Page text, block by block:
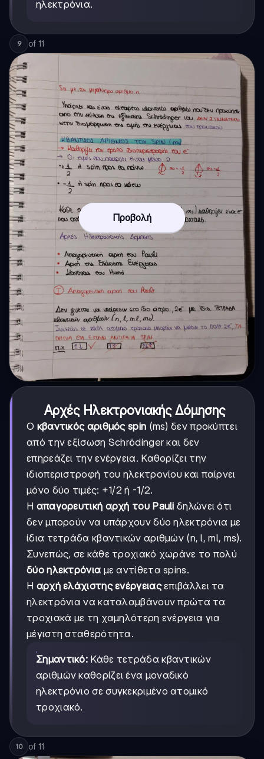
ηλεκτρόνια.
9 of 11
Προβολή
Αρχές Ηλεκτρονιακής Δόμησης
Ο κβαντικός αριθμός spin (ms) δεν προκύπτει
από την εξίσωση Schrödinger και δεν
επηρεάζει την ενέργεια. Καθορίζει την
ιδιοπεριστροφή του ηλεκτρονίου και παίρνει
μόνο δύο τιμές: +1/2 ή -1/2.
Η απαγορευτική αρχή του Pauli δηλώνει ότι
δεν μπορούν να υπάρχουν δύο ηλεκτρόνια με
ίδια τετράδα κβαντικών αριθμών (n, l, ml, ms).
Συνεπώς, σε κάθε τροχιακό χωράνε το πολύ
δύο ηλεκτρόνια με αντίθετα spins.
Η αρχή ελάχιστης ενέργειαςεπιβάλλει τα
ηλεκτρόνια να καταλαμβάνουν πρώτα τα
τροχιακά με τη χαμηλότερη ενέργεια για
μέγιστη σταθερότητα.
Σημαντικό: Κάθε τετράδα κβαντικών
αριθμών καθορίζει ένα μοναδικό
ηλεκτρόνιο σε συγκεκριμένο ατομικό
τροχιακό.
10 of 11